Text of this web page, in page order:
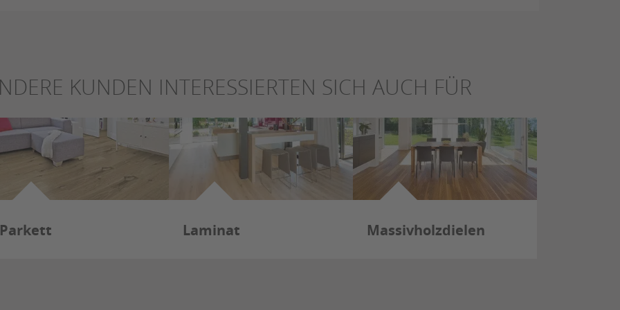
KUNDEN INTERESSIERTEN SICH AUCH FÜR
Laminat Massivholzdielen